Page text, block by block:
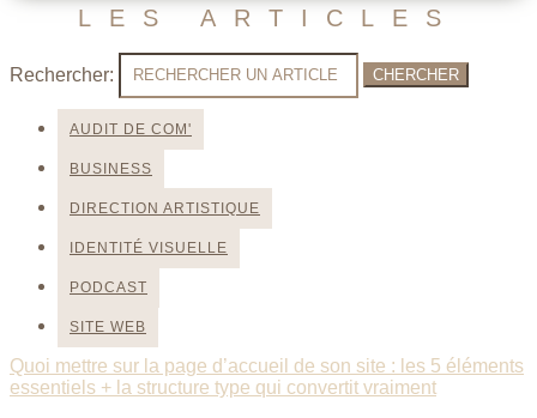
LES ARTICLES
Rechercher:
AUDIT DE COM'
BUSINESS
DIRECTION ARTISTIQUE
IDENTITÉ VISUELLE
PODCAST
SITE WEB
Quoi mettre sur la page d’accueil de son site : les 5 éléments
essentiels + la structure type qui convertit vraiment